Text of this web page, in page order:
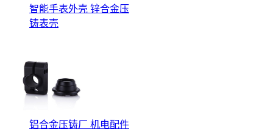
智能手表外壳 锌合金压
铸表壳
铝合金压铸厂 机电配件